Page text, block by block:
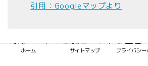
引用：Googleマップより
デビロックの店舗口コミから可愛
なので、ベビー服
ホーム サイトマップ プライバシー